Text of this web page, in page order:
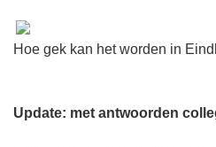
Hoe gek kan het worden in
Update: met antwoorden